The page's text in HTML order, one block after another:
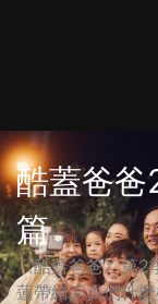
酷蓋爸爸
篇
《酷蓋爸爸》第2
蓮帶給演員們什